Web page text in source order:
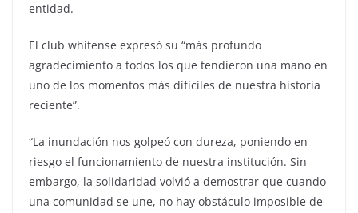
entidad.
El club whitense expresó su “más profundo
agradecimiento a todos los que tendieron una mano en
uno de los momentos más difíciles de nuestra historia
reciente”.
“La inundación nos golpeó con dureza, poniendo en
riesgo el funcionamiento de nuestra institución. Sin
embargo, la solidaridad volvió a demostrar que cuando
una comunidad se une, no hay obstáculo imposible de